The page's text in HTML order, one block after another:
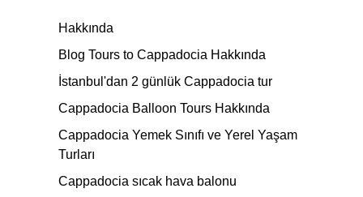
Hakkında
Blog Tours to Cappadocia Hakkında
İstanbul'dan 2 günlük Cappadocia tur
Cappadocia Balloon Tours Hakkında
Cappadocia Yemek Sınıfı ve Yerel Yaşam
Turları
Cappadocia sıcak hava balonu